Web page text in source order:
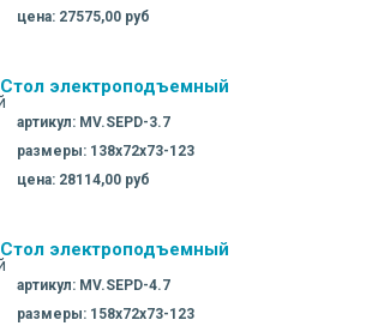
цена: 27575,00 руб
Стол электроподъемный
артикул: MV.SEPD-3.7
размеры: 138х72х73-123
цена: 28114,00 руб
Стол электроподъемный
артикул: MV.SEPD-4.7
размеры: 158х72х73-123